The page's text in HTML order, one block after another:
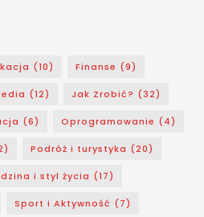
(10) Finanse (9)
(12) Jak Zrobić? (32)
(6) Oprogramowanie (4)
Podróż i turystyka (20)
i styl życia (17)
Sport i Aktywność (7)